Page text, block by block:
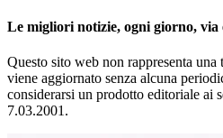
Le migliori notizie, ogni giorno, via
Questo sito web non rappresenta
viene aggiornato senza alcuna
considerarsi un prodotto editoriale ai
7.03.2001.